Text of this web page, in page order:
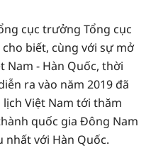
cục trưởng Tổng cục
cho biết, cùng với sự mở
Nam - Hàn Quốc, thời
ra vào năm 2019 đã
Việt Nam tới thăm
quốc gia Đông Nam
nhất với Hàn Quốc.